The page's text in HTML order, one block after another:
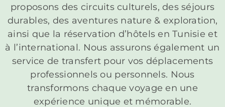
proposons des circuits culturels, des séjours
durables, des aventures nature & exploration,
ainsi que la réservation d’hôtels en Tunisie et
à l’international. Nous assurons également un
service de transfert pour vos déplacements
professionnels ou personnels. Nous
transformons chaque voyage en une
expérience unique et mémorable.